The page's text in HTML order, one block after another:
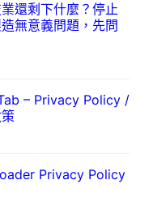
還剩下什麼？停止
無意義問題，先問
– Privacy Policy /
Privacy Policy